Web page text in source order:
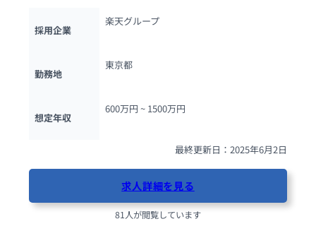
採用企業
楽天グループ
勤務地
東京都
想定年収
600万円 ~ 1500万円
最終更新日：2025年6月2日
求人詳細を見る
81人が閲覧しています